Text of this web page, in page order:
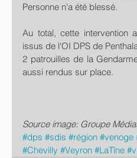
Personne n'a été blessé.
Au total, cette intervention
issus de l'OI DPS de
2 patrouilles de la
aussi rendus sur place.
Source image: Groupe
#dps #sdis #région #venoge
#Chevilly #Veyron #LaTîne